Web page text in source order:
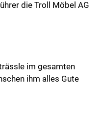
die Troll Möbel AG
im gesamten
ihm alles Gute